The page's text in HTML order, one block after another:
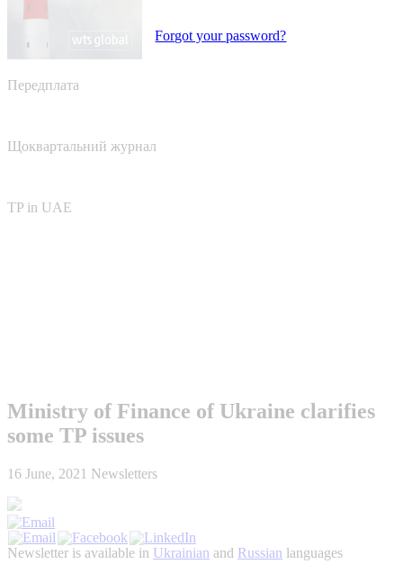
Forgot your password?
Передплата
Щоквартальний журнал
TP in UAE
Ministry of Finance of Ukraine clarifies
some TP issues
16 June, 2021 Newsletters
Newsletter is available in Ukrainian and Russian languages